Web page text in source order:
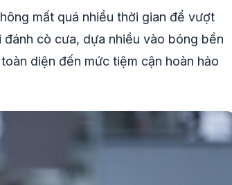
mất quá nhiều thời gian để vượt
cò cưa, dựa nhiều vào bóng bền
diện đến mức tiệm cận hoàn hảo